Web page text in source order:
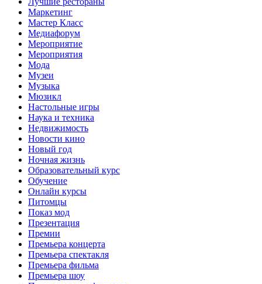
Маркетинг
Мастер Класс
Медиафорум
Мероприятие
Мероприятия
Мода
Музеи
Музыка
Мюзикл
Настольные игры
Наука и техника
Недвижимость
Новости кино
Новый год
Ночная жизнь
Образовательный курс
Обучение
Онлайн курсы
Питомцы
Показ мод
Презентация
Премии
Премьера концерта
Премьера спектакля
Премьера фильма
Премьера шоу